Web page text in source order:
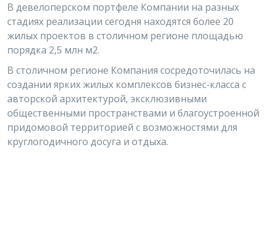
В девелоперском портфеле Компании на разных
стадиях реализации сегодня находятся более 20
жилых проектов в столичном регионе площадью
порядка 2,5 млн м2.
В столичном регионе Компания сосредоточилась на
создании ярких жилых комплексов бизнес-класса с
авторской архитектурой, эксклюзивными
общественными пространствами и благоустроенной
придомовой территорией с возможностями для
круглогодичного досуга и отдыха.